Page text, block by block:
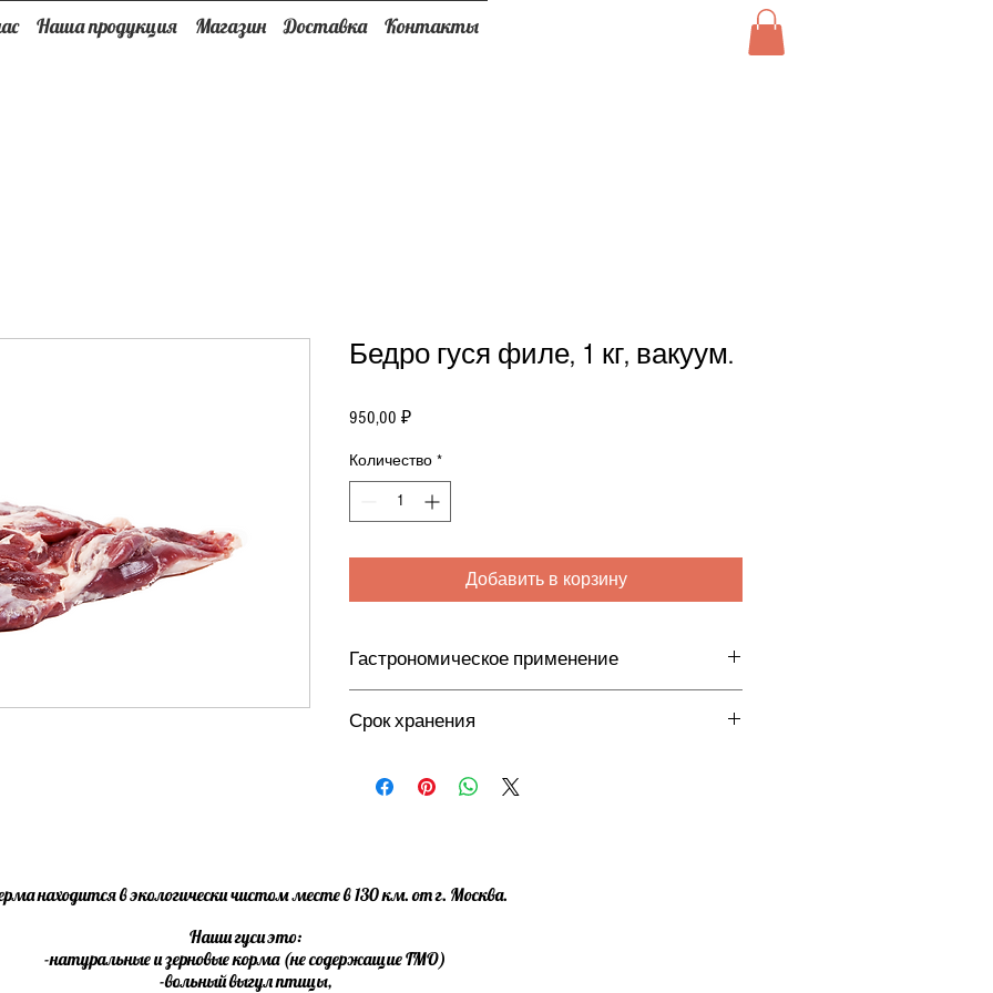
Наша продукция Магазин Доставка Контакты
Бедро гуся филе, 1 кг, вакуум.
950,00 ₽Цена
Количество *
Добавить в корзину
Гастрономическое применение
Срок хранения
находится в экологически чистом месте в 130 км. от г. Москва.
Наши гуси это:
-натуральные и зерновые корма (не содержащие ГМО)
-вольный выгул птицы,